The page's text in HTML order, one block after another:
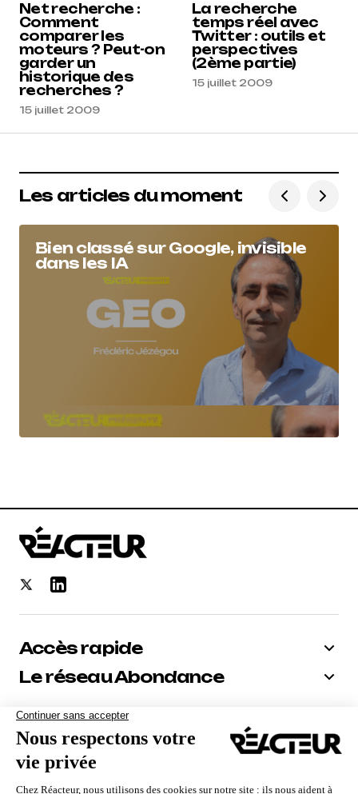
Net recherche :
Comment
comparer les
moteurs ? Peut-on
garder un
historique des
recherches ?
15 juillet 2009
La recherche
temps réel avec
Twitter : outils et
perspectives
(2ème partie)
15 juillet 2009
Les articles du moment
Bien classé sur Google, invisible
dans les IA
Accès rapide
Le réseau Abondance
Bénéficiez de -10% sur tous nos
abonnements
Recevoir le code